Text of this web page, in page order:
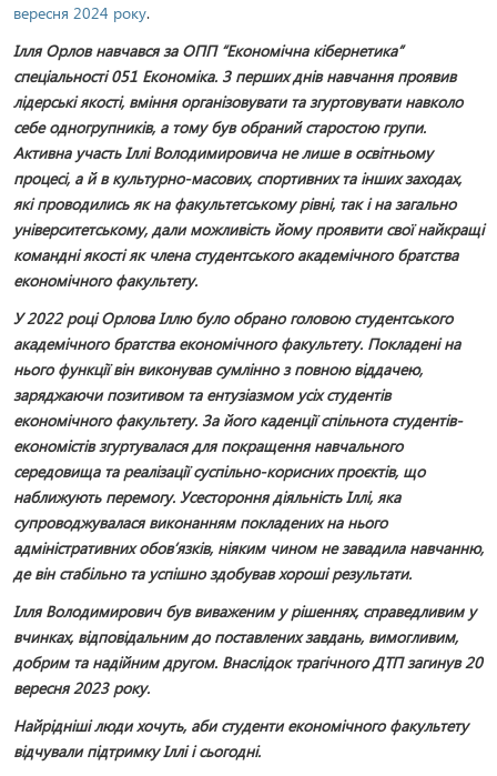
вересня 2024 року.
Ілля Орлов навчався за ОПП “Економічна кібернетика”
спеціальності 051 Економіка. З перших днів навчання проявив
лідерські якості, вміння організовувати та згуртовувати навколо
себе одногрупників, а тому був обраний старостою групи.
Активна участь Іллі Володимировича не лише в освітньому
процесі, а й в культурно-масових, спортивних та інших заходах,
які проводились як на факультетському рівні, так і на загально
університетському, дали можливість йому проявити свої найкращі
командні якості як члена студентського академічного братства
економічного факультету.
У 2022 році Орлова Іллю було обрано головою студентського
академічного братства економічного факультету. Покладені на
нього функції він виконував сумлінно з повною віддачею,
заряджаючи позитивом та ентузіазмом усіх студентів
економічного факультету. За його каденції спільнота студентів-
економістів згуртувалася для покращення навчального
середовища та реалізації суспільно-корисних проєктів, що
наближують перемогу. Усестороння діяльність Іллі, яка
супроводжувалася виконанням покладених на нього
адміністративних обов’язків, ніяким чином не завадила навчанню,
де він стабільно та успішно здобував хороші результати.
Ілля Володимирович був виваженим у рішеннях, справедливим у
вчинках, відповідальним до поставлених завдань, вимогливим,
добрим та надійним другом. Внаслідок трагічного ДТП загинув 20
вересня 2023 року.
Найрідніші люди хочуть, аби студенти економічного факультету
відчували підтримку Іллі і сьогодні.